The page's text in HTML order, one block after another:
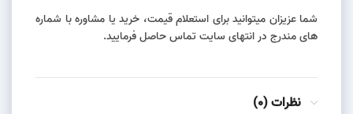
شما عزیزان میتوانید برای استعلام قیمت، خرید یا مشاوره با شماره
های مندرج در انتهای سایت تماس حاصل فرمایید.
نظرات (0)